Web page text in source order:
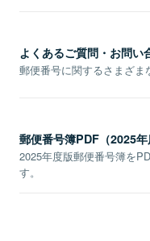
よくあるご質問・お問い
郵便番号に関するさまざま
郵便番号簿PDF（2025年
2025年度版郵便番号簿を
す。